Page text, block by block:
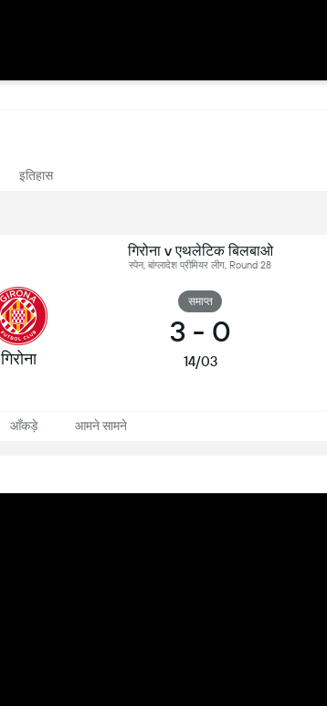
इतिहास
गिरोना v एथलेटिक बिलबाओ
स्पेन, बांग्लादेश प्रीमियर लीग, Round 28
गिरोना
समाप्त
3 - 0
14/03
आँकड़े आमने सामने